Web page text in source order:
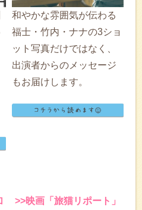
和やかな雰囲気が伝わる
福士・竹内・ナナの3ショ
ット写真だけではなく、
出演者からのメッセージ
もお届けします。
>>映画「旅猫リポート」